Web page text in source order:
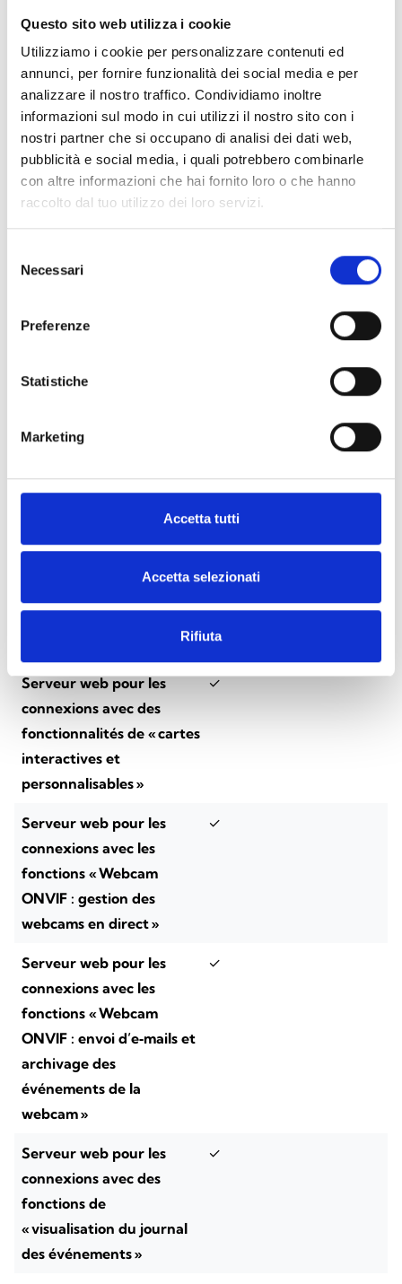
Questo sito web utilizza i cookie
Utilizziamo i cookie per personalizzare contenuti ed
annunci, per fornire funzionalità dei social media e per
analizzare il nostro traffico. Condividiamo inoltre
informazioni sul modo in cui utilizzi il nostro sito con i
nostri partner che si occupano di analisi dei dati web,
pubblicità e social media, i quali potrebbero combinarle
con altre informazioni che hai fornito loro o che hanno
raccolto dal tuo utilizzo dei loro servizi.
delNecessari
Preferenze
Statistiche
Marketing
Accetta tutti
Accetta selezionati
Rifiuta
Envoi d’e‑mails avec
pièces jointes et prise en
charge du protocole SSL
✓
UPNP ✓
Gestion du protocole KNX ✓
Serveur web pour les
« clavier virtuel avec
✓
fonctions de « gestion des
connexions avec des
Serveur web pour les
fonctions de « gestion des
✓
Serveur web pour les
connexions avec des
fonctionnalités de « cartes
interactives et
personnalisables »
✓
Serveur web pour les
connexions avec les
fonctions « Webcam
ONVIF : gestion des
webcams en direct »
✓
Serveur web pour les
connexions avec les
fonctions « Webcam
ONVIF : envoi d’e‑mails et
archivage des
événements de la
webcam »
✓
Serveur web pour les
connexions avec des
fonctions de
« visualisation du journal
des événements »
✓